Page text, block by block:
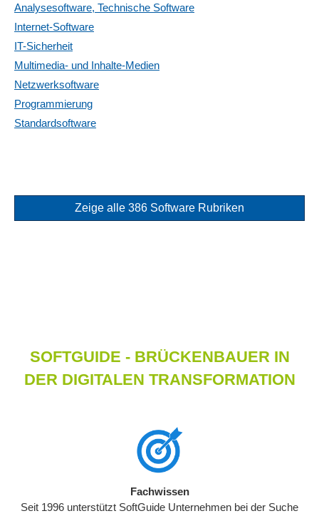
Analysesoftware, Technische Software
Internet-Software
IT-Sicherheit
Multimedia- und Inhalte-Medien
Netzwerksoftware
Programmierung
Standardsoftware
Zeige alle 386 Software Rubriken
SOFTGUIDE - BRÜCKENBAUER IN
DER DIGITALEN TRANSFORMATION
Fachwissen
Seit 1996 unterstützt SoftGuide Unternehmen bei der Suche